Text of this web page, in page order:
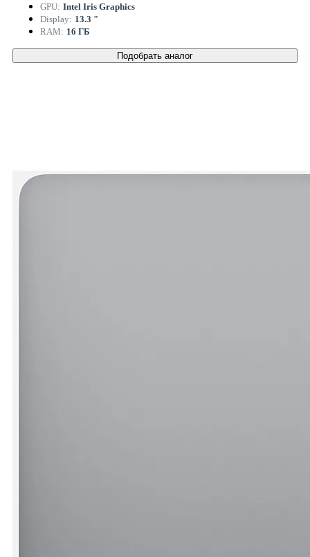
GPU: Intel Iris Graphics
Display: 13.3 "
RAM: 16 ГБ
Подобрать аналог